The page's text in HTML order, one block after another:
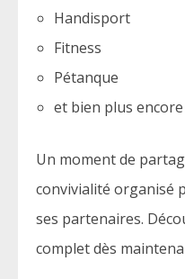
Handisport
Fitness
Pétanque
et bien plus encore
Un moment de
convivialité organisé
ses partenaires.
complet dès